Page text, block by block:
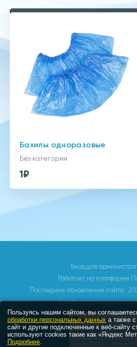
Пользуясь нашим сайтом, вы
обработки персональных данных а также
сайт и другие подключенные к веб-сайту
используют cookies такие как «Яндекс
Подробнее.
Бахилы одноразовые
Без категории
1₽
Вход для
Работает на платформе
Последние обновление сайта :
Центр поддержки